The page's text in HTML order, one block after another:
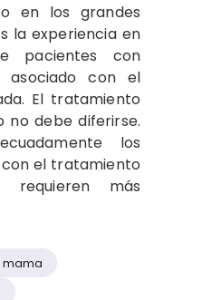
en los grandes
la experiencia en
pacientes con
con el
El tratamiento
no debe diferirse.
los
el tratamiento
más